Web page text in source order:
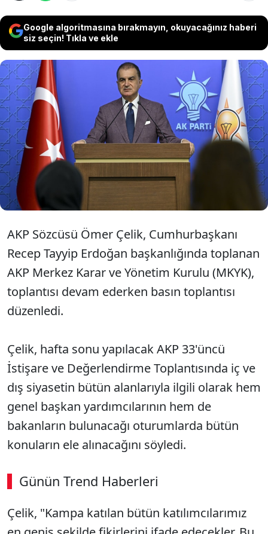
Google algoritmasına bırakmayın, okuyacağınız haberi
siz seçin! Tıkla ve ekle
AKP Sözcüsü Çelik, MHP lideri Bahçeli'nin 'erken
seçim' açıklamalarının sorulması üzerine, "Erken
seçimi reddeden açıklamaları, Sayın
Cumhurbaşkanımızın adaylığının Cumhur
İttifakı'nın ortak iradesi olduğunu belirtmesi,
birlik ve beraberliğimizi tekrar ortaya
koymuştur" dedi.
AKP Sözcüsü Ömer Çelik, Cumhurbaşkanı
Recep Tayyip Erdoğan başkanlığında toplanan
AKP Merkez Karar ve Yönetim Kurulu (MKYK),
toplantısı devam ederken basın toplantısı
düzenledi.
Çelik, hafta sonu yapılacak AKP 33'üncü
İstişare ve Değerlendirme Toplantısında iç ve
dış siyasetin bütün alanlarıyla ilgili olarak hem
genel başkan yardımcılarının hem de
bakanların bulunacağı oturumlarda bütün
konuların ele alınacağını söyledi.
Günün Trend Haberleri
00:03 / 09:15
Sesi Aç
Çelik, "Kampa katılan bütün katılımcılarımız